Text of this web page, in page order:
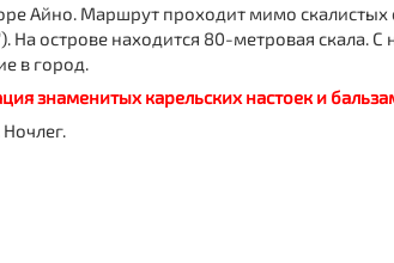
Айно. Маршрут проходит мимо
На острове находится 80-метровая скала.
в город.
знаменитых карельских настоек и